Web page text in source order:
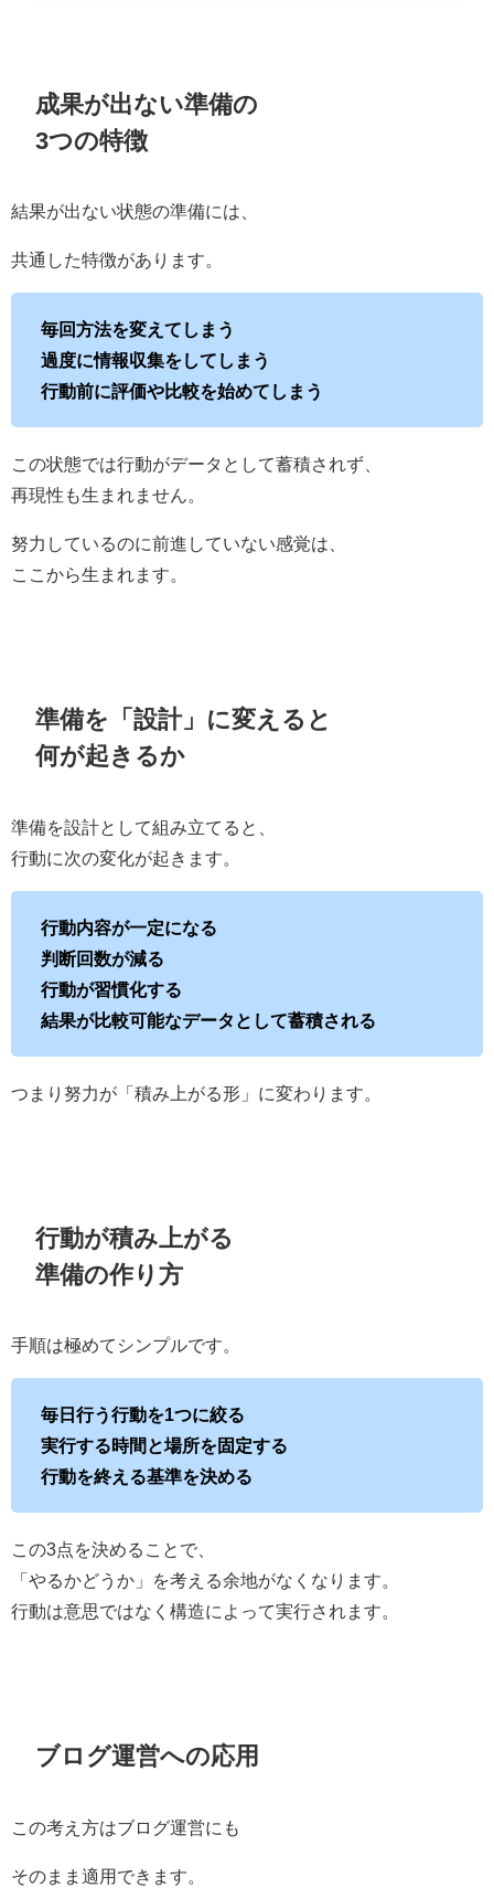
成果が出ない準備の
3つの特徴
結果が出ない状態の準備には、
共通した特徴があります。
毎回方法を変えてしまう
過度に情報収集をしてしまう
行動前に評価や比較を始めてしまう
この状態では行動がデータとして蓄積されず、
再現性も生まれません。
努力しているのに前進していない感覚は、
ここから生まれます。
準備を「設計」に変えると
何が起きるか
準備を設計として組み立てると、
行動に次の変化が起きます。
行動内容が一定になる
判断回数が減る
行動が習慣化する
結果が比較可能なデータとして蓄積される
つまり努力が「積み上がる形」に変わります。
行動が積み上がる
準備の作り方
手順は極めてシンプルです。
毎日行う行動を1つに絞る
実行する時間と場所を固定する
行動を終える基準を決める
この3点を決めることで、
「やるかどうか」を考える余地がなくなります。
行動は意思ではなく構造によって実行されます。
ブログ運営への応用
この考え方はブログ運営にも
そのまま適用できます。